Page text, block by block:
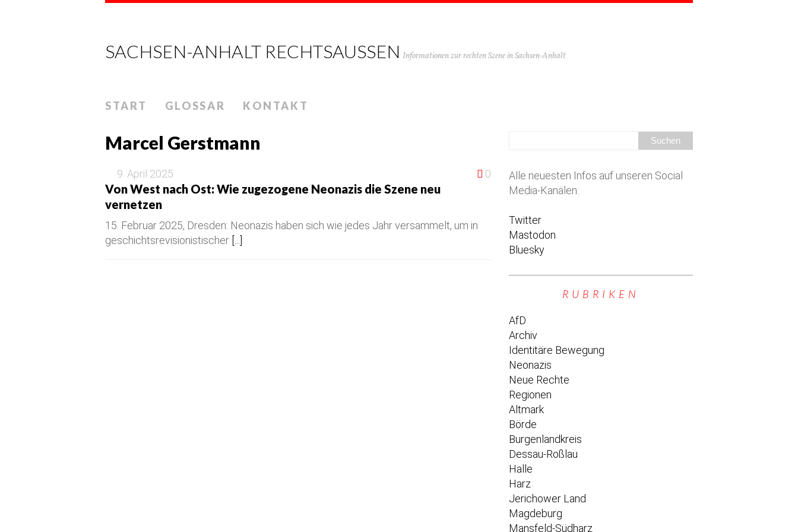
SACHSEN-ANHALT RECHTSAUSSEN Informationen zur rechten Szene in Sachsen-Anhalt
START GLOSSAR KONTAKT
Marcel Gerstmann
9. April 2025 0
Von West nach Ost: Wie zugezogene Neonazis die Szene neu
vernetzen
15. Februar 2025, Dresden: Neonazis haben sich wie jedes Jahr versammelt, um in
geschichtsrevisionistischer
Alle neuesten Infos auf unseren Social
Media-Kanälen:
Twitter
Mastodon
Bluesky
RUBRIKEN
AfD
Archiv
Identitäre Bewegung
Neonazis
Neue Rechte
Regionen
Altmark
Börde
Burgenlandkreis
Dessau-Roßlau
Halle
Harz
Jerichower Land
Magdeburg
Mansfeld-Südharz